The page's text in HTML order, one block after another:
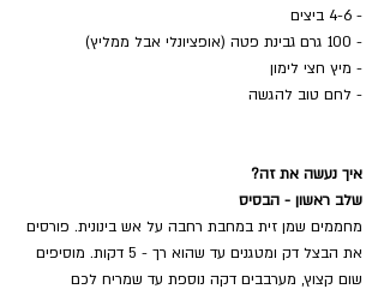
- 4-6 ביצים
- 100 גרם גבינת פטה (אופציונלי אבל ממליץ)
- מיץ חצי לימון
- לחם טוב להגשה
איך נעשה את זה?
שלב ראשון - הבסיס
מחממים שמן זית במחבת רחבה על אש בינונית. פורסים
את הבצל דק ומטגנים עד שהוא רך - 5 דקות. מוסיפים
שום קצוץ, מערבבים דקה נוספת עד שמריח לכם